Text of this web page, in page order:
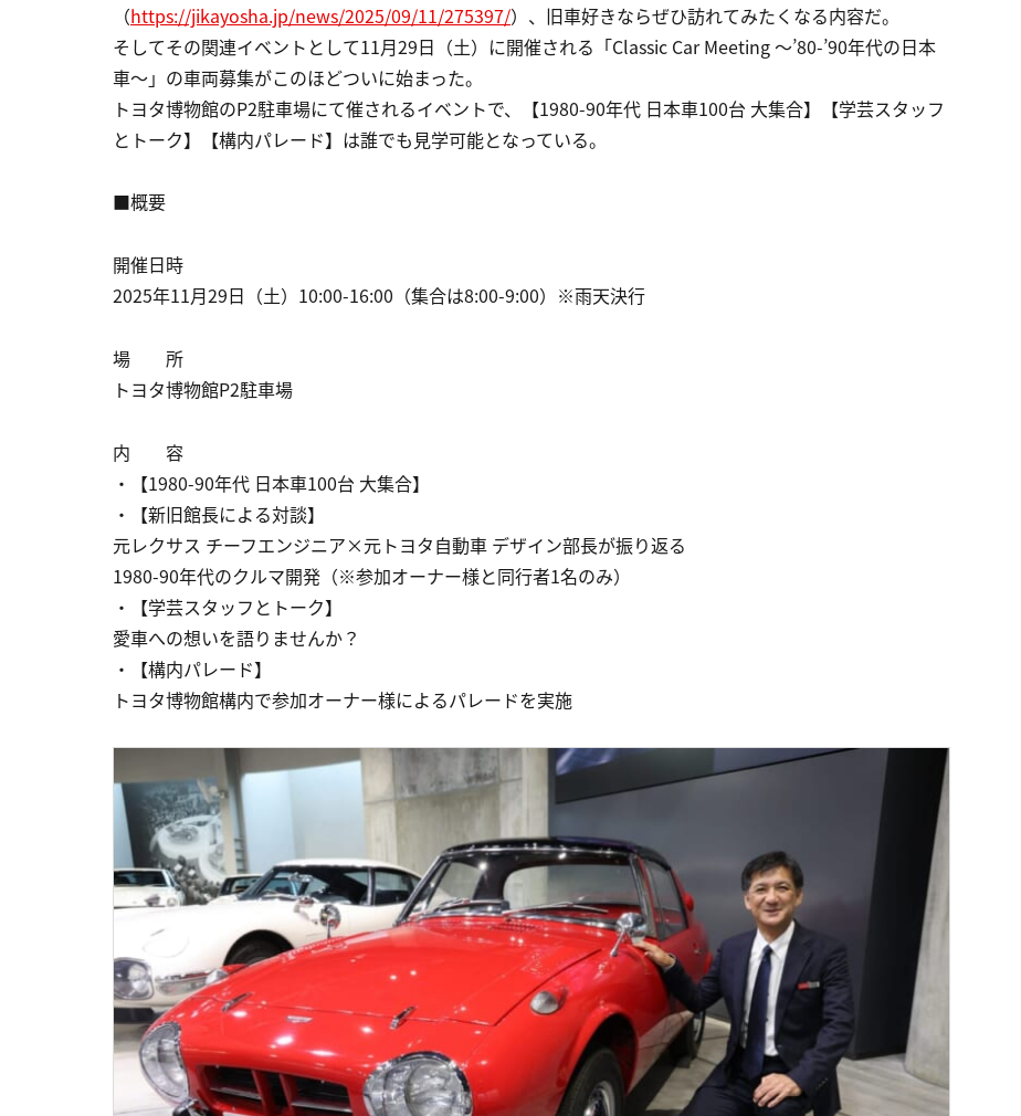
（https://jikayosha.jp/news/2025/09/11/275397/）、旧車好きならぜひ訪れてみたくなる内容だ。
そしてその関連イベントとして11月29日（土）に開催される「Classic Car Meeting ～’80-’90年代の日本
車～」の車両募集がこのほどついに始まった。
トヨタ博物館のP2駐車場にて催されるイベントで、【1980-90年代 日本車100台 大集合】【学芸スタッフ
とトーク】【構内パレード】は誰でも見学可能となっている。
■概要
開催日時
2025年11月29日（土）10:00-16:00（集合は8:00-9:00）※雨天決行
場 所
トヨタ博物館P2駐車場
内 容
・【1980-90年代 日本車100台 大集合】
・【新旧館長による対談】
元レクサス チーフエンジニア×元トヨタ自動車 デザイン部長が振り返る
1980-90年代のクルマ開発（※参加オーナー様と同行者1名のみ）
・【学芸スタッフとトーク】
愛車への想いを語りませんか？
・【構内パレード】
トヨタ博物館構内で参加オーナー様によるパレードを実施